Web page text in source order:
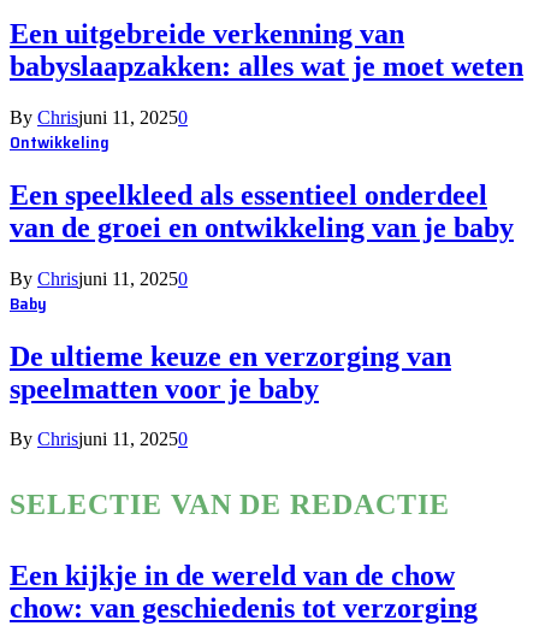
Een uitgebreide verkenning van
babyslaapzakken: alles wat je moet weten
By Chrisjuni 11, 20250
Ontwikkeling
Een speelkleed als essentieel onderdeel
van de groei en ontwikkeling van je baby
By Chrisjuni 11, 20250
Baby
De ultieme keuze en verzorging van
speelmatten voor je baby
By Chrisjuni 11, 20250
SELECTIE VAN DE REDACTIE
Een kijkje in de wereld van de chow
chow: van geschiedenis tot verzorging